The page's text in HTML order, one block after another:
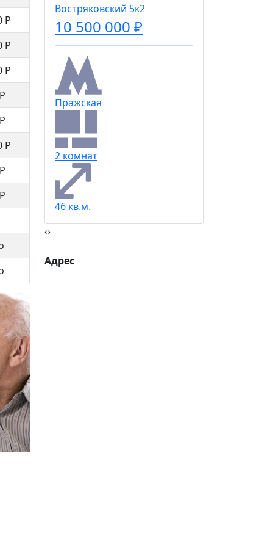
Р
Р
Р
Р
Востряковский 5к2
10 500 000 ₽
Пражская
2 комнат
46 кв.м.
‹›
Адрес